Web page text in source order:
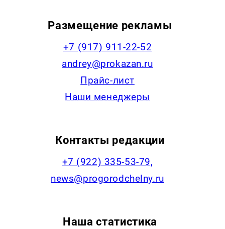
Размещение рекламы
+7 (917) 911-22-52
andrey@prokazan.ru
Прайс-лист
Наши менеджеры
Контакты редакции
+7 (922) 335-53-79,
news@progorodchelny.ru
Наша статистика